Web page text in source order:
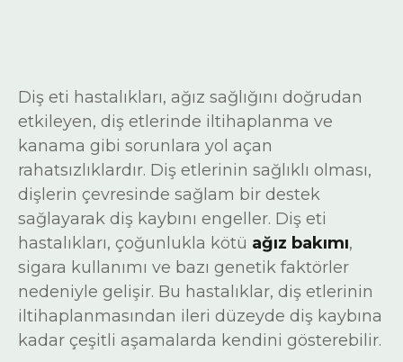
Diş eti hastalıkları, ağız sağlığını doğrudan
etkileyen, diş etlerinde iltihaplanma ve
kanama gibi sorunlara yol açan
rahatsızlıklardır. Diş etlerinin sağlıklı olması,
dişlerin çevresinde sağlam bir destek
sağlayarak diş kaybını engeller. Diş eti
hastalıkları, çoğunlukla kötü ağız bakımı,
sigara kullanımı ve bazı genetik faktörler
nedeniyle gelişir. Bu hastalıklar, diş etlerinin
iltihaplanmasından ileri düzeyde diş kaybına
kadar çeşitli aşamalarda kendini gösterebilir.